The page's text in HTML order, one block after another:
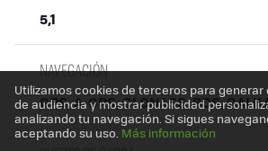
5,1
NAVEGACIÓN
GPS, A-GPS, GLONASS, BDS,
Utilizamos cookies de terceros para
de audiencia y mostrar publicidad
analizando tu navegación. Si sigues
aceptando su uso. Más información